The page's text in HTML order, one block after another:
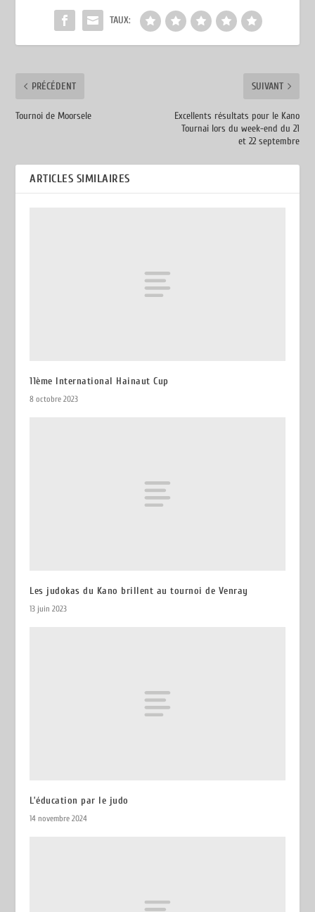
TAUX:
PRÉCÉDENT
Tournoi de Moorsele
SUIVANT
Excellents résultats pour le Kano
Tournai lors du week-end du 21
et 22 septembre
ARTICLES SIMILAIRES
11ème International Hainaut Cup
8 octobre 2023
Les judokas du Kano brillent au tournoi de Venray
13 juin 2023
L’éducation par le judo
14 novembre 2024